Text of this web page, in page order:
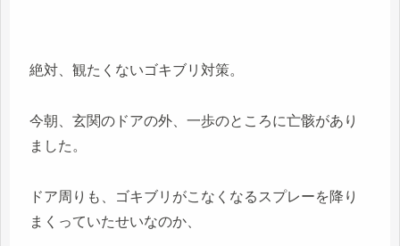
絶対、観たくないゴキブリ対策。
今朝、玄関のドアの外、一歩のところに亡骸があり
ました。
ドア周りも、ゴキブリがこなくなるスプレーを降り
まくっていたせいなのか、